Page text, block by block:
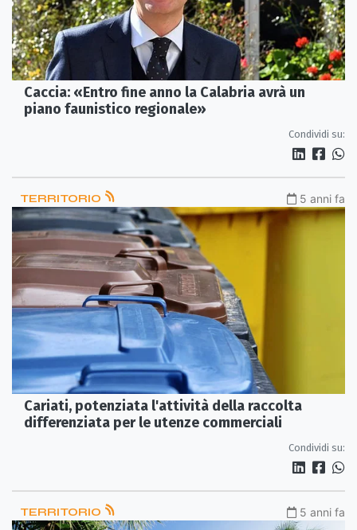
Caccia: «Entro fine anno la Calabria avrà un
piano faunistico regionale»
Condividi su:
TERRITORIO 5 anni fa
Cariati, potenziata l'attività della raccolta
differenziata per le utenze commerciali
Condividi su:
TERRITORIO 5 anni fa